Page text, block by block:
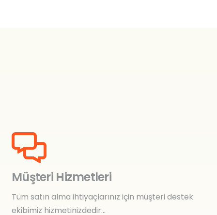
Müşteri Hizmetleri
Tüm satın alma ihtiyaçlarınız için müşteri destek
ekibimiz hizmetinizdedir…